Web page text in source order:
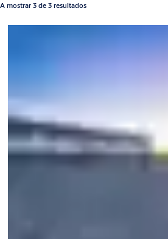
A mostrar 3 de 3 resultados